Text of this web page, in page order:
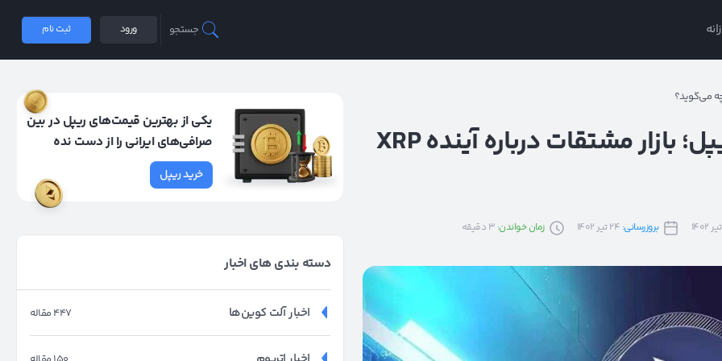
جستجو ورود ثبت نام
رشد ۱۳۰۰ درصدی حجم معاملات ریپل؛ بازار مشتقات درباره آینده XRP
بروزرسانی: زمان خواندن: 3 دقیقه
یکی از بهترین قیمت‌های ریپل در بین
صرافی‌های ایرانی را از دست نده
خرید ریپل
دسته بندی های اخبار
447 مقاله اخبار آلت کوین‌ها